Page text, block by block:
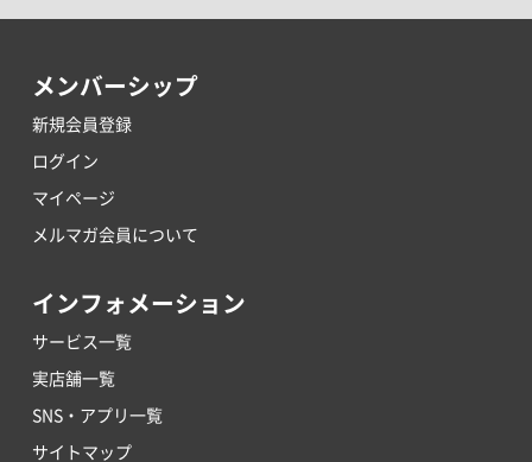
メンバーシップ
新規会員登録
ログイン
マイページ
メルマガ会員について
インフォメーション
サービス一覧
実店舗一覧
SNS・アプリ一覧
サイトマップ